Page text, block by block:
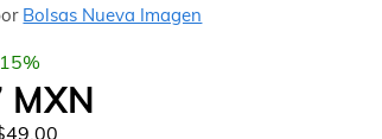
Bolsas Nueva Imagen
15%
MXN